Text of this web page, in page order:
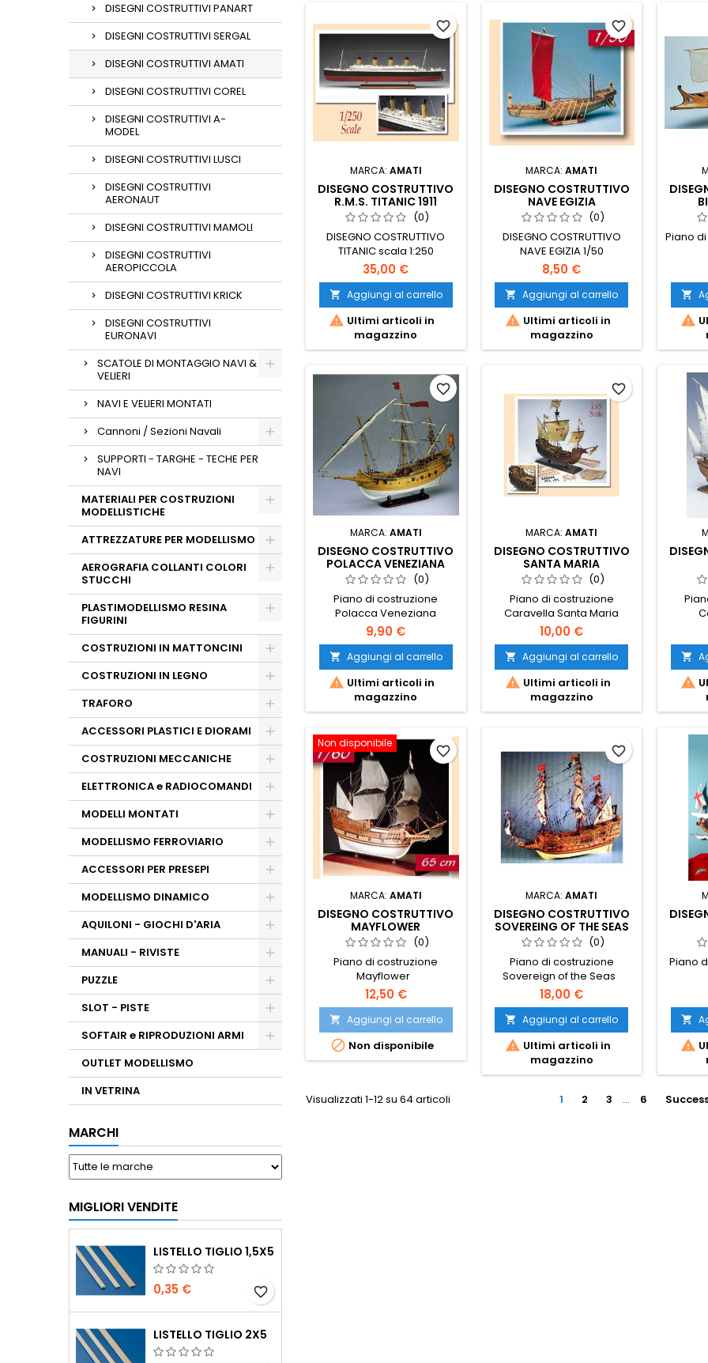
DISEGNI COSTRUTTIVI PANART
DISEGNI COSTRUTTIVI SERGAL
DISEGNI COSTRUTTIVI AMATI
DISEGNI COSTRUTTIVI COREL
DISEGNI COSTRUTTIVI A-
MODEL
DISEGNI COSTRUTTIVI LUSCI
DISEGNI COSTRUTTIVI
AERONAUT
DISEGNI COSTRUTTIVI MAMOLI
DISEGNI COSTRUTTIVI
AEROPICCOLA
DISEGNI COSTRUTTIVI KRICK
DISEGNI COSTRUTTIVI
EURONAVI
SCATOLE DI MONTAGGIO NAVI &
VELIERI
NAVI E VELIERI MONTATI
Cannoni / Sezioni Navali
SUPPORTI - TARGHE - TECHE PER
NAVI
MATERIALI PER COSTRUZIONI
MODELLISTICHE
ATTREZZATURE PER MODELLISMO
AEROGRAFIA COLLANTI COLORI
STUCCHI
PLASTIMODELLISMO RESINA
FIGURINI
COSTRUZIONI IN MATTONCINI
COSTRUZIONI IN LEGNO
TRAFORO
ACCESSORI PLASTICI E DIORAMI
COSTRUZIONI MECCANICHE
ELETTRONICA e RADIOCOMANDI
MODELLI MONTATI
MODELLISMO FERROVIARIO
ACCESSORI PER PRESEPI
MODELLISMO DINAMICO
AQUILONI - GIOCHI D'ARIA
MANUALI - RIVISTE
PUZZLE
SLOT - PISTE
SOFTAIR e RIPRODUZIONI ARMI
OUTLET MODELLISMO
IN VETRINA
MARCHI
MIGLIORI VENDITE
LISTELLO TIGLIO 1,5X5
0,35 € favorite_border
LISTELLO TIGLIO 2X5
MARCA: AMATI
DISEGNO COSTRUTTIVO
R.M.S. TITANIC 1911
(0)
DISEGNO COSTRUTTIVO
TITANIC scala 1:250
lunghezza 107Cm
35,00 €
 Aggiungi al carrello
 Ultimi articoli in
magazzino
favorite_border
MARCA:AMATI
DISEGNO COSTRUTTIVO
NAVE EGIZIA
(0)
DISEGNO COSTRUTTIVO
NAVE EGIZIA 1/50
8,50 €
 Aggiungi al carrello
 Ultimi articoli in
magazzino
favorite_border
Piano


MARCA: AMATI
DISEGNO COSTRUTTIVO
POLACCA VENEZIANA
(0)
Piano di costruzione
Polacca Veneziana
9,90 €
 Aggiungi al carrello
 Ultimi articoli in
magazzino
favorite_border
MARCA:AMATI
DISEGNO COSTRUTTIVO
SANTA MARIA
(0)
Piano di costruzione
Caravella Santa Maria
10,00 €
 Aggiungi al carrello
 Ultimi articoli in
magazzino
favorite_border


Non disponibile
MARCA: AMATI
DISEGNO COSTRUTTIVO
MAYFLOWER
(0)
Piano di costruzione
Mayflower
12,50 €
 Aggiungi al carrello
 Non disponibile
favorite_border
MARCA:AMATI
DISEGNO COSTRUTTIVO
SOVEREING OF THE SEAS
(0)
Piano di costruzione
Sovereign of the Seas
18,00 €
 Aggiungi al carrello
 Ultimi articoli in
magazzino
favorite_border
Piano


Visualizzati 1-12 su 64 articoli 1 2 3 … 6